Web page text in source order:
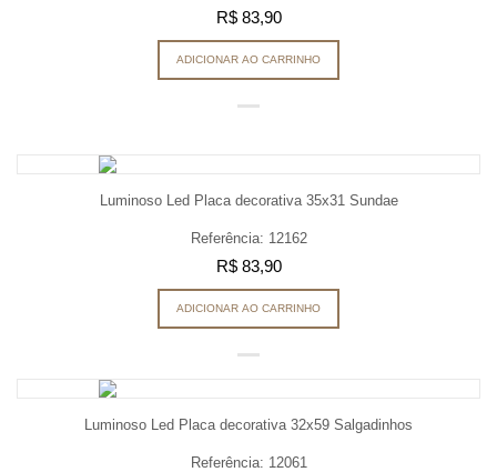
R$ 83,90
ADICIONAR AO CARRINHO
Luminoso Led Placa decorativa 35x31 Sundae
Referência: 12162
R$ 83,90
ADICIONAR AO CARRINHO
Luminoso Led Placa decorativa 32x59 Salgadinhos
Referência: 12061